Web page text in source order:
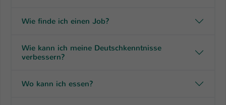
Wie finde ich einen Job?
Wie kann ich meine Deutschkenntnisse
verbessern?
Wo kann ich essen?